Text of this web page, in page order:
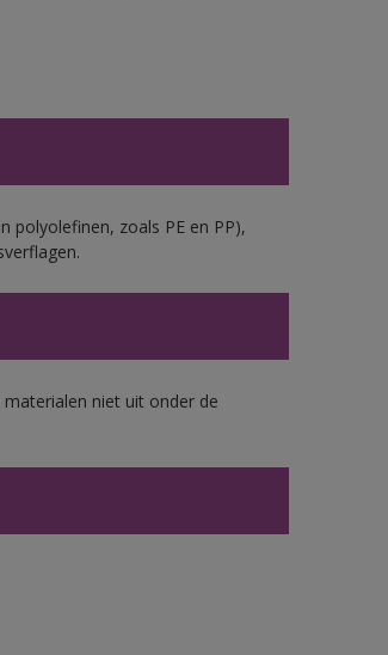
polyolefinen, zoals PE en PP),
niet uit onder de